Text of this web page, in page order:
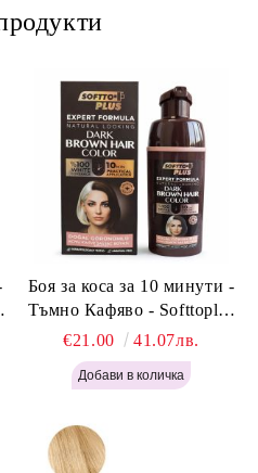
Боя за коса за 10 минути -
Тъмно Кафяво - Softtoplus
Expert Woman Dark Brown
400 мл
€21.00 41.07лв.